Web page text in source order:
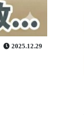
2025.12.29